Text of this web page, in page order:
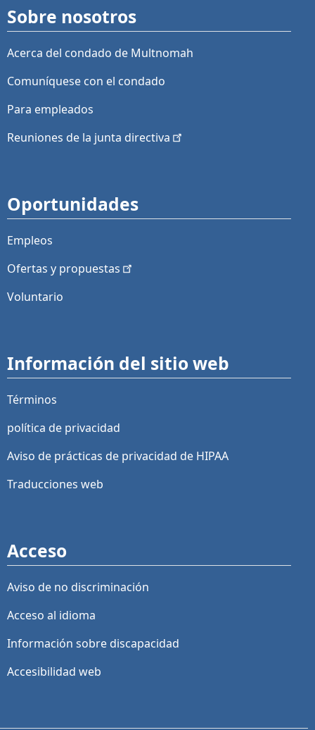
Sobre nosotros
Acerca del condado de Multnomah
Comuníquese con el condado
Para empleados
Reuniones de la junta directiva
Oportunidades
Empleos
Ofertas y propuestas
Voluntario
Información del sitio web
Términos
política de privacidad
Aviso de prácticas de privacidad de HIPAA
Traducciones web
Acceso
Aviso de no discriminación
Acceso al idioma
Información sobre discapacidad
Accesibilidad web